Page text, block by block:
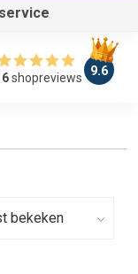
shopreviews 9.6